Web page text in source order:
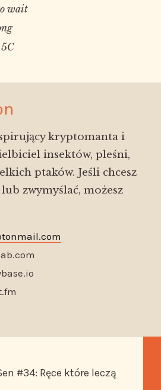
wait
As I had to wait for 5C
kryptomanta i
insektów, pleśni,
ptaków. Jeśli chcesz
zwymyślać, możesz
#34: Ręce które leczą